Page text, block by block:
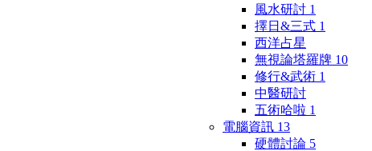
風水研討 1
擇日&三式 1
西洋占星
無視論塔羅牌 10
修行&武術 1
中醫研討
五術哈啦 1
電腦資訊 13
硬體討論 5